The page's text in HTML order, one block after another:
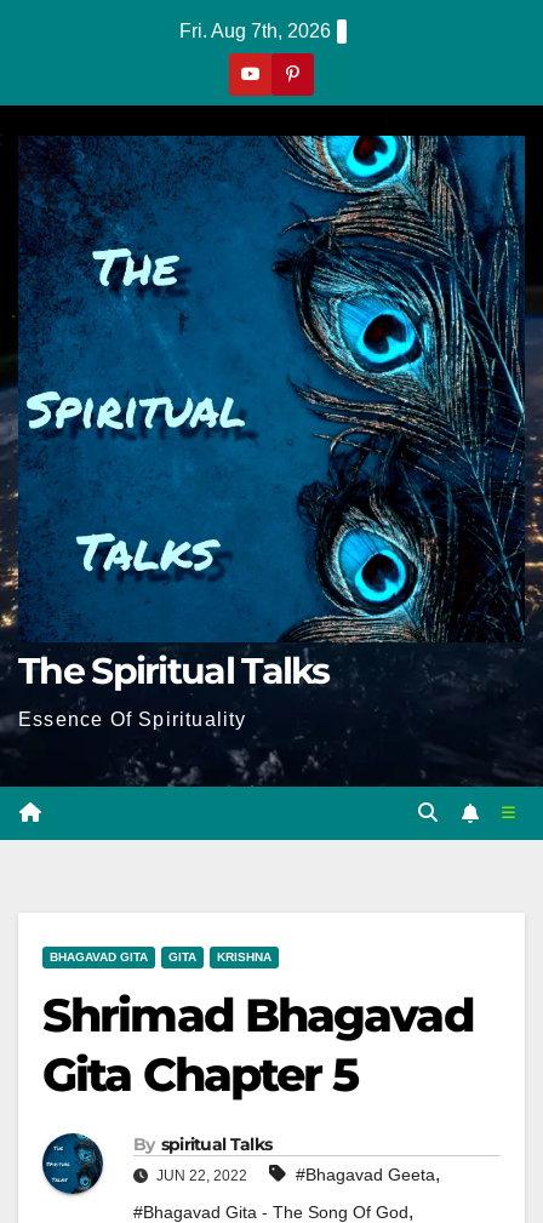
Fri. Aug 7th, 2026
The Spiritual Talks
Essence Of Spirituality
BHAGAVAD GITA GITA KRISHNA
Shrimad Bhagavad
Gita Chapter 5
By Spiritual Talks
JUN 22, 2022 #Bhagavad Geeta,
#Bhagavad Gita - The Song Of God,